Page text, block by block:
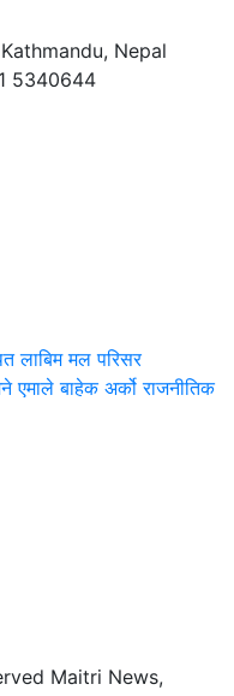
Nepal
5340644
लाबिम मल परिसर
एमाले बाहेक अर्को राजनीतिक
Maitri News,